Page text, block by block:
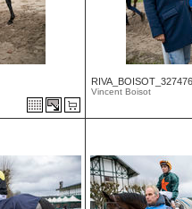
RIVA_BOISOT_327476
Vincent Boisot